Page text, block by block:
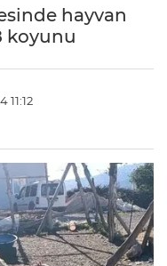
hayvan
koyunu